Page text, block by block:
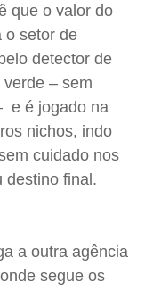
que o valor do
o setor de
detector de
– sem
e é jogado na
nichos, indo
cuidado nos
destino final.
a outra agência
segue os